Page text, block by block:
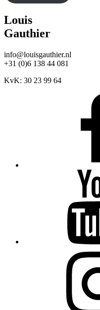
Louis
Gauthier
info@louisgauthier.nl
+31 (0)6 138 44 081
KvK: 30 23 99 64